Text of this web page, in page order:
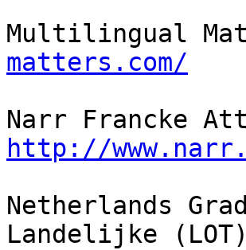
Multilingual
matters.com/
http://
Netherlands
Landelijke